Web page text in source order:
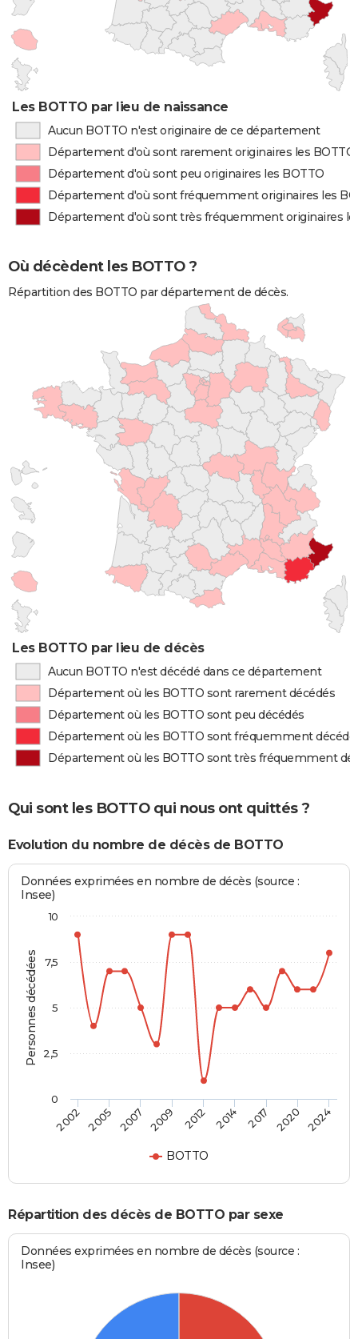
Les BOTTO par lieu de naissance
Aucun BOTTO n'est originaire de ce département
Département d'où sont rarement originaires les BOTTO
Département d'où sont peu originaires les BOTTO
Département d'où sont fréquemment originaires les
Département d'où sont très fréquemment originaires
Où décèdent les BOTTO ?
Répartition des BOTTO par département de décès.
Les BOTTO par lieu de décès
Aucun BOTTO n'est décédé dans ce département
Département où les BOTTO sont rarement décédés
Département où les BOTTO sont peu décédés
Département où les BOTTO sont fréquemment
Département où les BOTTO sont très fréquemment
Qui sont les BOTTO qui nous ont quittés ?
Evolution du nombre de décès de BOTTO
Personnes décédées
Données exprimées en nombre de décès (source :
Insee)
BOTTO
2002 2005 2007 2009 2012 2014 2017 2020 2024
0
2,5
5
7,5
10
Répartition des décès de BOTTO par sexe
Données exprimées en nombre de décès (source :
Insee)